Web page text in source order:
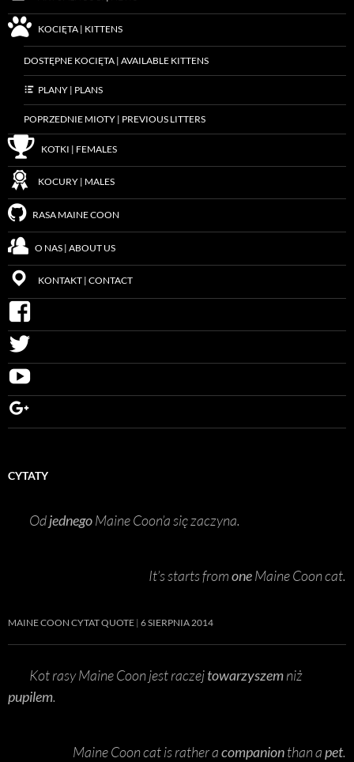
KOCIĘTA | KITTENS
DOSTĘPNE KOCIĘTA | AVAILABLE KITTENS
PLANY | PLANS
POPRZEDNIE MIOTY | PREVIOUS LITTERS
KOTKI | FEMALES
KOCURY | MALES
RASA MAINE COON
O NAS | ABOUT US
KONTAKT | CONTACT
CYTATY
OdjednegoMaine Coon’a się zaczyna.
It’s starts fromoneMaine Coon cat.
MAINE COON CYTAT QUOTE 6 SIERPNIA 2014
Kot rasy Maine Coon jest raczejtowarzyszemniż
pupilem.
Maine Coon cat is rather acompanionthan apet.